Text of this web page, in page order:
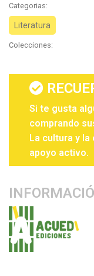
Categorias:
Literatura
Colecciones:
Si te gusta
comprando
La cultura y
apoyo activo.